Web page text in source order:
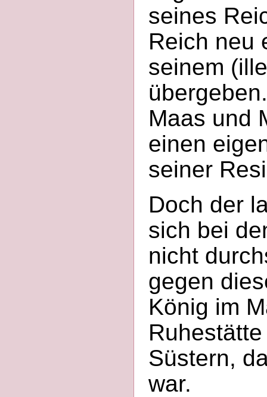
seines
Reich neu
seinem
Maas und
einen
seiner
Doch der
sich bei
nicht
gegen
König im
Süstern,
war.